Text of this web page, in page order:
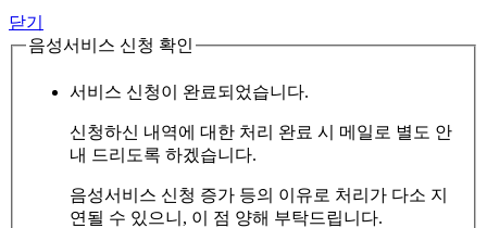
닫기
음성서비스 신청 확인
서비스 신청이 완료되었습니다.
신청하신 내역에 대한 처리 완료 시 메일로 별도 안
내 드리도록 하겠습니다.
음성서비스 신청 증가 등의 이유로 처리가 다소 지
연될 수 있으니, 이 점 양해 부탁드립니다.